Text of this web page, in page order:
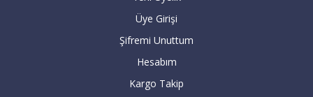
Havale / EFT ile yapacağınız alışverişlerde,
geçmesiyle teslimat süresi başlar. 7 iş
günü içerisinde hesaba geçmeyen havale
siparişleriniz geçersiz sayılır.
Üye Girişi
Şifremi Unuttum
Hesabım
Kargo Takip